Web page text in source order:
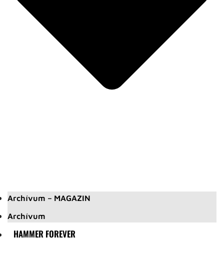
Archívum – MAGAZIN
Archívum
HAMMER FOREVER